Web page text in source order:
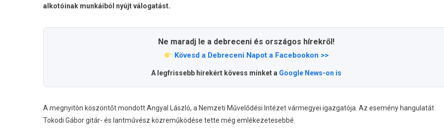
alkotóinak munkáiból nyújt válogatást.
Ne maradj le a debreceni és országos hírekről!
Kövesd a Debreceni Napot a Facebookon >>
A legfrissebb hírekért kövess minket a Google News-on is
A megnyitón köszöntőt mondott Angyal László, a Nemzeti Művelődési Intézet vármegyei igazgatója. Az esemény hangulatát
Tokodi Gábor gitár- és lantművész közreműködése tette még emlékezetesebbé.